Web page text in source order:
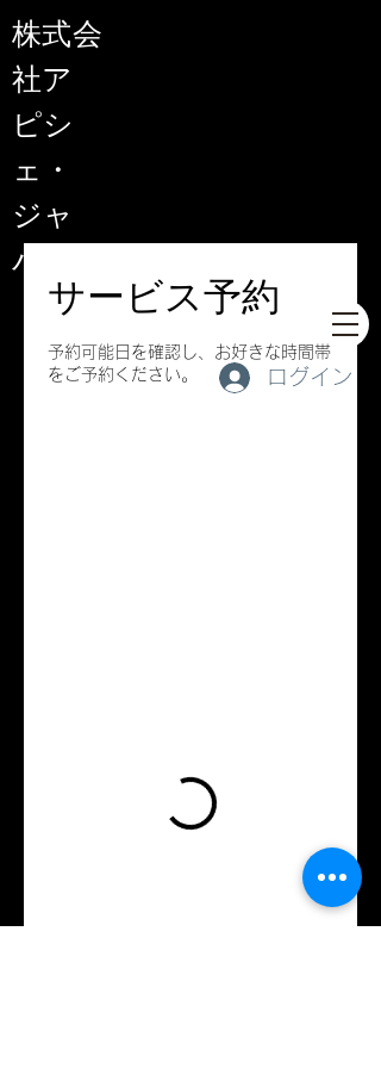
ログイン
​株式会
社ア
ピシ
ェ・
ジャ
パン
サービス予約
予約可能日を確認し、お好きな時間帯
をご予約ください。